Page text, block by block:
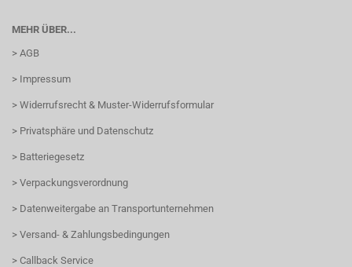
MEHR ÜBER...
> AGB
> Impressum
> Widerrufsrecht & Muster-Widerrufsformular
> Privatsphäre und Datenschutz
> Batteriegesetz
> Verpackungsverordnung
> Datenweitergabe an Transportunternehmen
> Versand- & Zahlungsbedingungen
> Callback Service